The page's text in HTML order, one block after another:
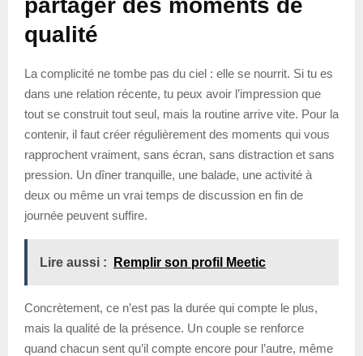
qualité
La complicité ne tombe pas du ciel : elle se nourrit. Si tu es
dans une relation récente, tu peux avoir l’impression que
tout se construit tout seul, mais la routine arrive vite. Pour la
contenir, il faut créer régulièrement des moments qui vous
rapprochent vraiment, sans écran, sans distraction et sans
pression. Un dîner tranquille, une balade, une activité à
deux ou même un vrai temps de discussion en fin de
journée peuvent suffire.
Lire aussi : Remplir son profil Meetic
Concrètement, ce n’est pas la durée qui compte le plus,
mais la qualité de la présence. Un couple se renforce
quand chacun sent qu’il compte encore pour l’autre, même